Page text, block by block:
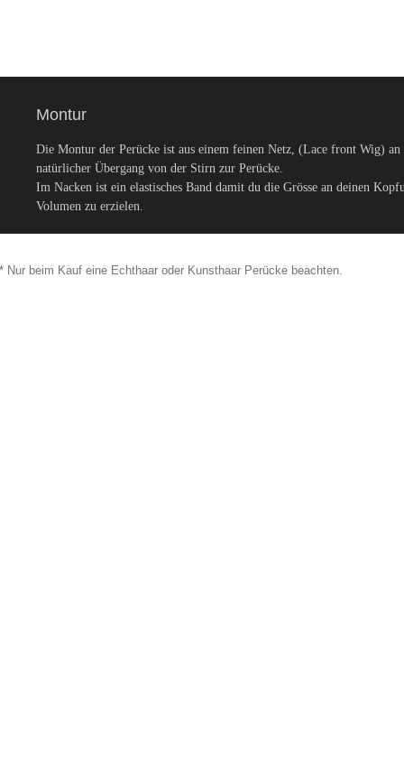
Montur
Die Montur der Perücke ist aus einem feinen Netz, (Lace front Wig)
natürlicher Übergang von der Stirn zur Perücke.
Im Nacken ist ein elastisches Band damit du die Grösse an deinen
Volumen zu erzielen.
* Nur beim Kauf eine Echthaar oder Kunsthaar Perücke beachten.